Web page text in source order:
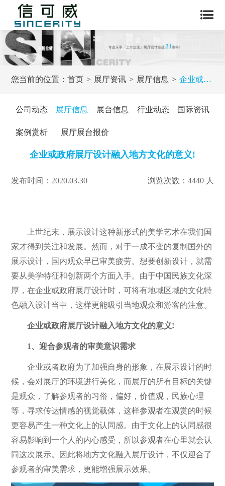
您当前的位置：首页 展厅资讯 展厅信息 企业或政府展厅设计融入地方文化的意义!
公司动态 展厅信息 展台信息 行业动态 国际资讯
案例赏析 展厅展台报价
企业或政府展厅设计融入地方文化的意义!
发布时间：2020.03.30 浏览次数：4440 人
上世纪末，展示设计这种新形式的美学艺术在我们国
家才得到关注和发展。然而，对于一成不变的复制国外的
展示设计，国内观众早已审美疲劳。想要创新设计，就需
要从美学特征和创新两个方面入手。由于中国民族文化深
厚，在企业或政府展厅设计时，可将有地域区域的文化特
色融入设计当中，这样更能吸引当地观众和游客的注意。
企业或政府展厅设计融入地方文化的意义!
1、迎合参观者的审美意识需求
企业或者政府为了加强自身的形象，在展示设计的时
候，会对展厅的环境进行美化，而展厅的所有目标的关键
是观众，了解参观者的习俗，偏好，价值观，民族心理
等，寻求传达情感的视觉载体，这样参观者在观赏的时候
更容易产生一种文化上的认同感。由于文化上的认同感很
容易影响到一个人的内心感受，所以参观者在心里就会认
同这次展示。因此将地方文化融入展厅设计，不仅迎合了
参观者的审美需求，更能增强展示效果。